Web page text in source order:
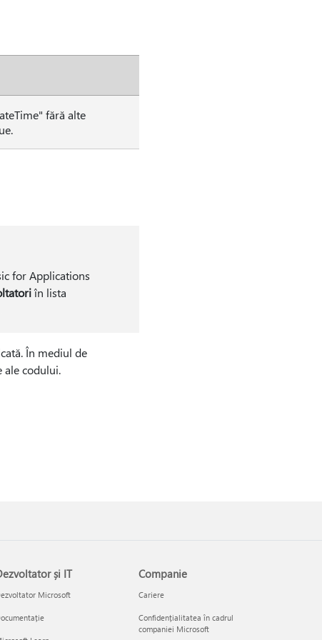
fără alte
for Applications
în lista
În mediul de
ale codului.
și IT
Microsoft
Companie
Cariere
Confidențialitatea în cadrul
companiei Microsoft